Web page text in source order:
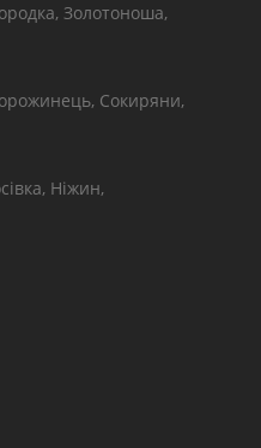
Золотоноша,
Сокиряни,
Ніжин,